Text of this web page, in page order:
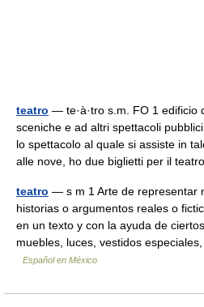
teatro — te·à·tro s.m. FO 1 edificio
sceniche e ad altri spettacoli
lo spettacolo al quale si assiste in
alle nove, ho due biglietti per il
teatro — s m 1 Arte de representar
historias o argumentos reales o
en un texto y con la ayuda de
muebles, luces, vestidos
Español en México